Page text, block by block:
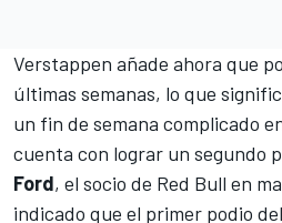
Verstappen añade ahora que
últimas semanas, lo que
un fin de semana complicado
cuenta con lograr un segundo
Ford, el socio de Red Bull en
indicado que el primer podio